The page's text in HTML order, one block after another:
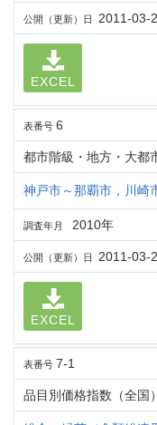
公開（更新）日 2011-03-
EXCEL
表番号 6
都市階級・地方・大都
神戸市～那覇市，川崎
調査年月 2010年
公開（更新）日 2011-03-
EXCEL
表番号 7-1
品目別価格指数（全国）